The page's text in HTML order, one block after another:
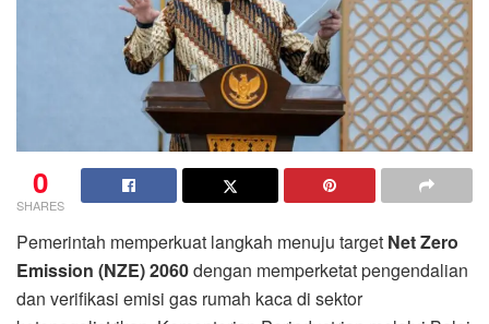
0
SHARES
Pemerintah memperkuat langkah menuju target Net Zero
Emission (NZE) 2060dengan memperketat pengendalian
dan verifikasi emisi gas rumah kaca di sektor